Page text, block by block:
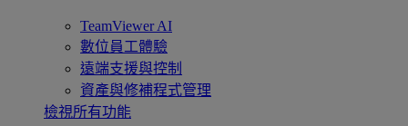
TeamViewer AI
數位員工體驗
遠端支援與控制
資產與修補程式管理
檢視所有功能